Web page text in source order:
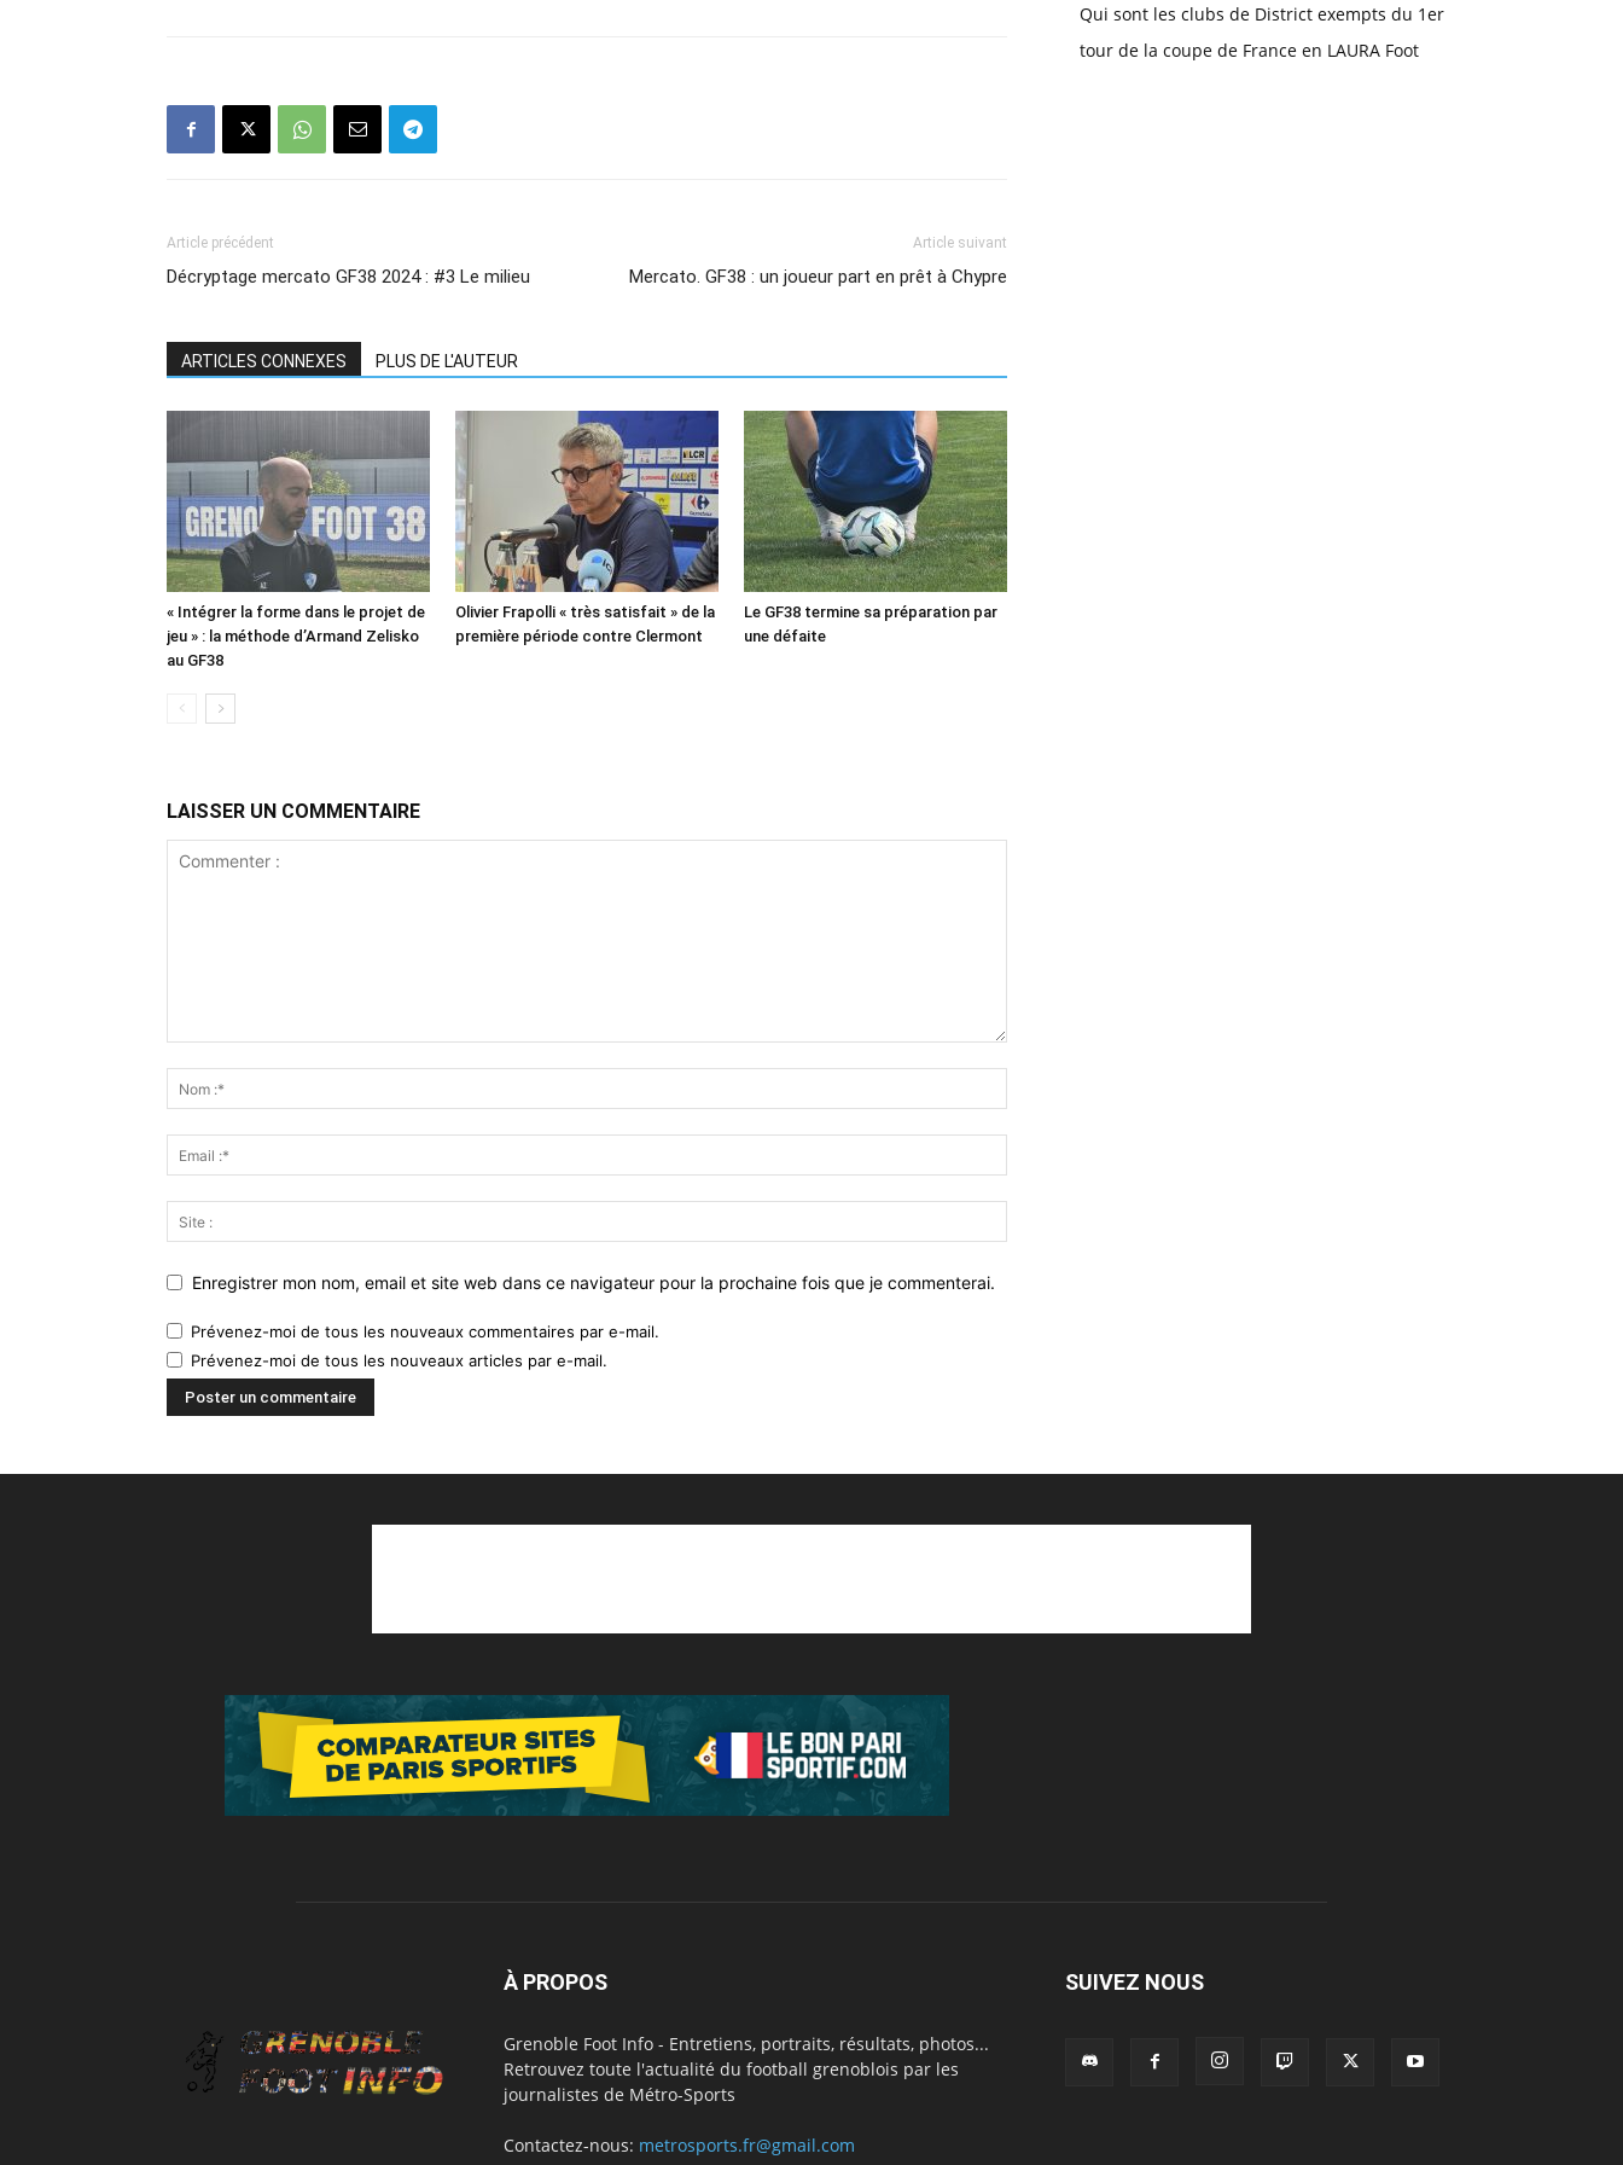
Article précédent
Décryptage mercato GF38 2024 : #3 Le milieu
Article suivant
Mercato. GF38 : un joueur part en prêt à Chypre
ARTICLES CONNEXES PLUS DE L'AUTEUR
« Intégrer la forme dans le projet de
jeu » : la méthode d’Armand Zelisko
au GF38
Olivier Frapolli « très satisfait » de la
première période contre Clermont
Le GF38 termine sa préparation par
une défaite
LAISSER UN COMMENTAIRE
Enregistrer mon nom, email et site web dans ce navigateur pour la prochaine fois que je commenterai.
Prévenez-moi de tous les nouveaux commentaires par e-mail.
Prévenez-moi de tous les nouveaux articles par e-mail.
Qui sont les clubs de District exempts du 1er
tour de la coupe de France en LAURA Foot
À PROPOS
Grenoble Foot Info - Entretiens, portraits, résultats, photos...
Retrouvez toute l'actualité du football grenoblois par les
journalistes de Métro-Sports
Contactez-nous: metrosports.fr@gmail.com
SUIVEZ NOUS